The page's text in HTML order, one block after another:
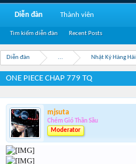
Diễn đàn ... Nhật Ký Hàng Hải
ONE PIECE CHAP 779 TQ
mjsuta
Chém Gió Thần Sầu
Moderator
Diễn đàn
Tìm kiếm diễn đàn Recent Posts
Thành viên